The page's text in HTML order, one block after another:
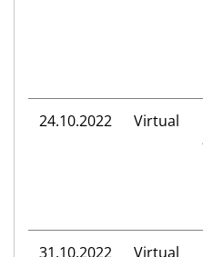
24.10.2022 Virtual
31.10.2022 Virtual